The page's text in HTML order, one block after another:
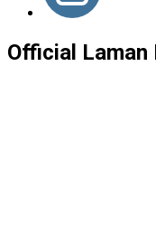
Official Laman